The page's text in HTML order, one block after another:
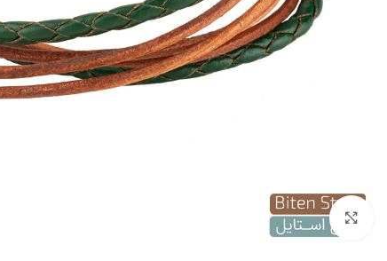
بزرگنمایی تصویر